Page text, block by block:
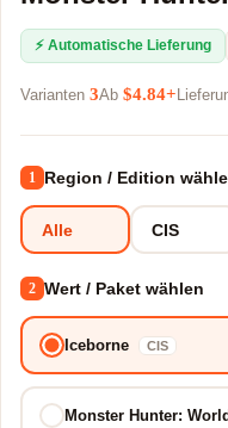
⚡ Automatische Lieferung
Varianten 3Ab $4.84+
1 Region / Edition
Alle CIS
2 Wert / Paket wählen
Iceborne CIS
Monster Hunter: World